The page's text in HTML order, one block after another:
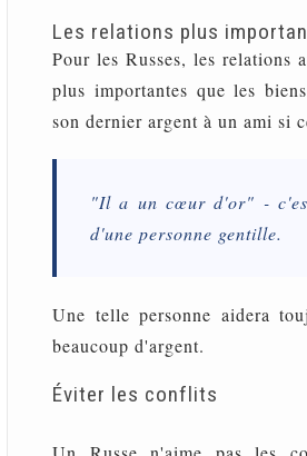
Les relations plus
Pour les Russes, les relations
plus importantes que les
son dernier argent à un ami si
"Il a un cœur d'or" -
d'une personne gentille.
Une telle personne aidera
beaucoup d'argent.
Éviter les conflits